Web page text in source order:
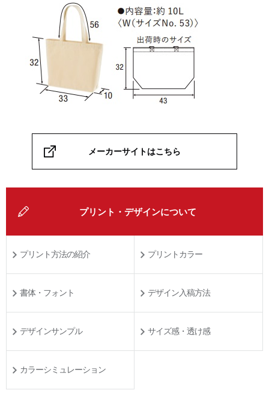
メーカーサイトはこちら
プリント・デザインについて
プリント方法の紹介 プリントカラー
書体・フォント デザイン入稿方法
デザインサンプル サイズ感・透け感
カラーシミュレーション